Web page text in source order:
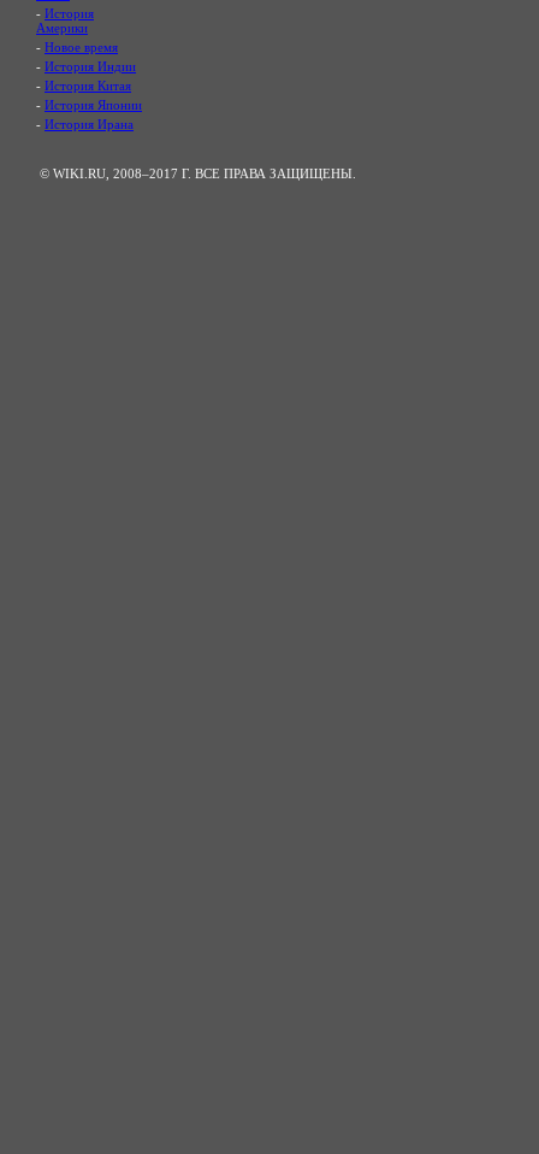
- История
Америки
- Новое время
- История Индии
- История Китая
- История Японии
- История Ирана
© WIKI.RU, 2008–2017 Г. ВСЕ ПРАВА ЗАЩИЩЕНЫ.